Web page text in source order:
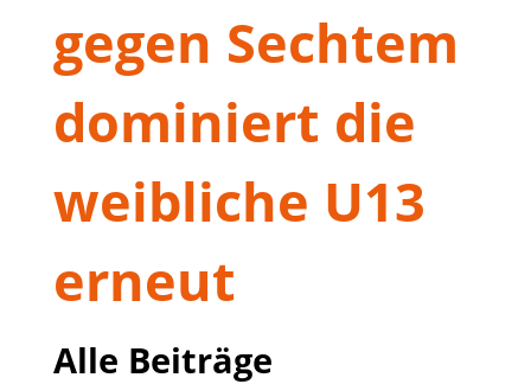
gegen Sechtem
dominiert die
weibliche U13
erneut
Alle Beiträge